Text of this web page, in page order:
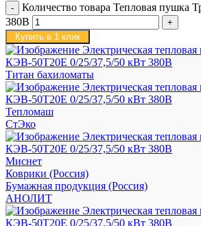
Количество товара Тепловая пушка
380В
Купить в 1 клик
Титан бахиломаты
Тепломаш
СтЭко
Миснет
Коврики (Россия)
Бумажная продукция (Россия)
АНОЛИТ